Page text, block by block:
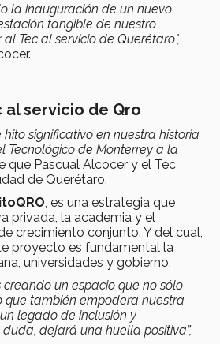
la inauguración de un nuevo
tangible de nuestro
Tec al servicio de Querétaro",
al servicio de Qro
hito significativo en nuestra historia
Tecnológico de Monterrey a la
que Pascual Alcocer y el Tec
de Querétaro.
, es una estrategia que
privada, la academia y el
crecimiento conjunto. Y del cual,
proyecto es fundamental la
universidades y gobierno.
creando un espacio que no sólo
que también empodera nuestra
legado de inclusión y
dejará una huella positiva”,